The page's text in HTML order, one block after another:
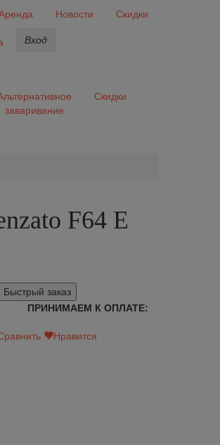
Новости
Скидки
Вход
заваривание
Скидки
F64 E
Быстрый заказ
ПРИНИМАЕМ К ОПЛАТЕ:
Нравится